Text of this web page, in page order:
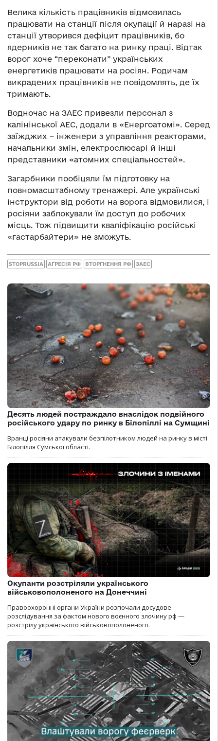
Велика кількість працівників відмовилась
працювати на станції після окупації й наразі на
станції утворився дефіцит працівників, бо
ядерників не так багато на ринку праці. Відтак
ворог хоче “переконати” українських
енергетиків працювати на росіян. Родичам
викрадених працівників не повідомлять, де їх
тримають.
Водночас на ЗАЕС привезли персонал з
калінінської АЕС, додали в «Енергоатомі». Серед
заїжджих – інженери з управління реакторами,
начальники змін, електрослюсарі й інші
представники «атомних спеціальностей».
Загарбники пообіцяли їм підготовку на
повномасштабному тренажері. Але українські
інструктори від роботи на ворога відмовилися, і
росіяни заблокували їм доступ до робочих
місць. Тож підвищити кваліфікацію російські
«гастарбайтери» не зможуть.
STOPRUSSIA АГРЕСІЯ РФ ВТОРГНЕННЯ РФ ЗАЕС
Десять людей постраждало внаслідок подвійного
російського удару по ринку в Білопіллі на Сумщині
Вранці росіяни атакували безпілотником людей на ринку в місті
Білопілля Сумської області.
Окупанти розстріляли українського
військовополоненого на Донеччині
Правоохоронні органи України розпочали досудове
розслідування за фактом нового воєнного злочину рф —
розстрілу українського військовополоненого.